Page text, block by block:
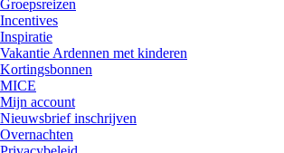
Groepsreizen
Incentives
Inspiratie
Vakantie Ardennen met kinderen
Kortingsbonnen
MICE
Mijn account
Nieuwsbrief inschrijven
Overnachten